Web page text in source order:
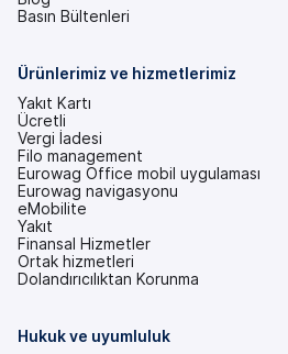
bir
Basın Bültenleri
Ürünlerimiz ve hizmetlerimiz
Yakıt Kartı
Ücretli
Vergi İadesi
Filo management
Eurowag Office mobil uygulaması
Eurowag navigasyonu
eMobilite
Yakıt
Finansal Hizmetler
Ortak hizmetleri
Dolandırıcılıktan Korunma
Hukuk ve uyumluluk